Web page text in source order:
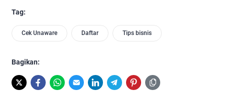
Tag:
Cek Unaware Daftar Tips bisnis
Bagikan: